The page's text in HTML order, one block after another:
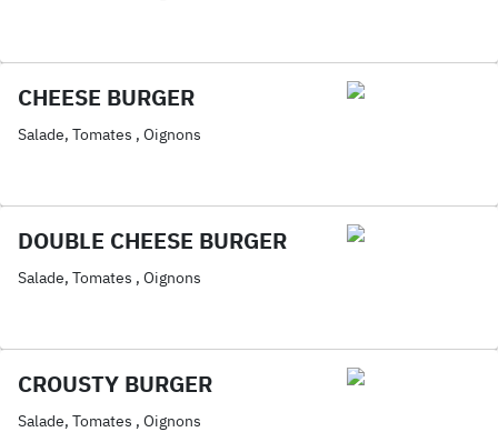
CHEESE BURGER
Salade, Tomates , Oignons
DOUBLE CHEESE BURGER
Salade, Tomates , Oignons
CROUSTY BURGER
Salade, Tomates , Oignons